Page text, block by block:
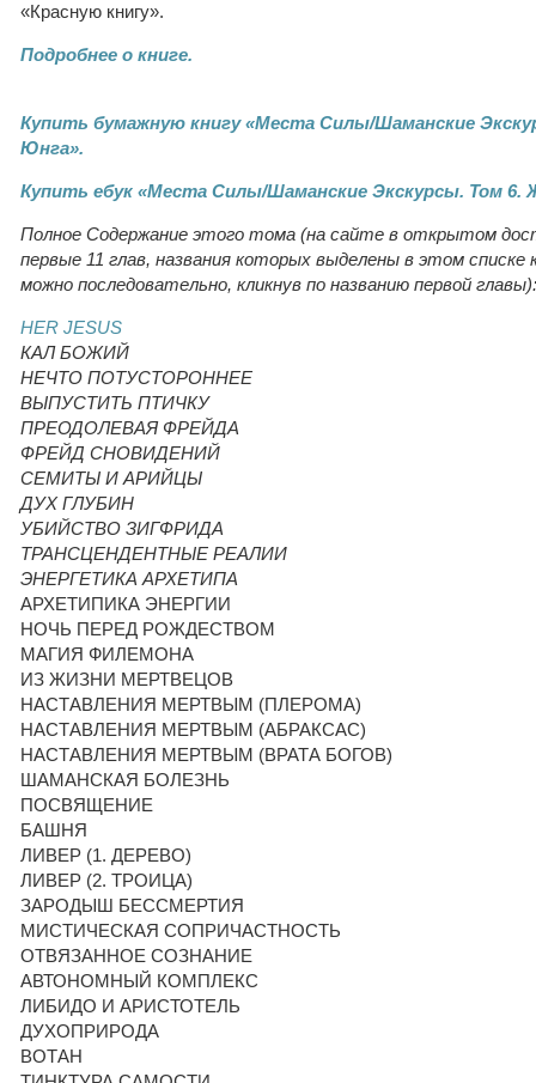
«Красную книгу».
Подробнее о книге.
Купить бумажную книгу «Места Силы/Шаманские
Юнга».
Купить ебук «Места Силы/Шаманские Экскурсы. Том 6.
Полное Содержание этого тома (на сайте в открытом
первые 11 глав, названия которых выделены в этом списке
можно последовательно, кликнув по названию первой главы):
HER JESUS
КАЛ БОЖИЙ
НЕЧТО ПОТУСТОРОННЕЕ
ВЫПУСТИТЬ ПТИЧКУ
ПРЕОДОЛЕВАЯ ФРЕЙДА
ФРЕЙД СНОВИДЕНИЙ
СЕМИТЫ И АРИЙЦЫ
ДУХ ГЛУБИН
УБИЙСТВО ЗИГФРИДА
ТРАНСЦЕНДЕНТНЫЕ РЕАЛИИ
ЭНЕРГЕТИКА АРХЕТИПА
АРХЕТИПИКА ЭНЕРГИИ
НОЧЬ ПЕРЕД РОЖДЕСТВОМ
МАГИЯ ФИЛЕМОНА
ИЗ ЖИЗНИ МЕРТВЕЦОВ
НАСТАВЛЕНИЯ МЕРТВЫМ (ПЛЕРОМА)
НАСТАВЛЕНИЯ МЕРТВЫМ (АБРАКСАС)
НАСТАВЛЕНИЯ МЕРТВЫМ (ВРАТА БОГОВ)
ШАМАНСКАЯ БОЛЕЗНЬ
ПОСВЯЩЕНИЕ
БАШНЯ
ЛИВЕР (1. ДЕРЕВО)
ЛИВЕР (2. ТРОИЦА)
ЗАРОДЫШ БЕССМЕРТИЯ
МИСТИЧЕСКАЯ СОПРИЧАСТНОСТЬ
ОТВЯЗАННОЕ СОЗНАНИЕ
АВТОНОМНЫЙ КОМПЛЕКС
ЛИБИДО И АРИСТОТЕЛЬ
ДУХОПРИРОДА
ВОТАН